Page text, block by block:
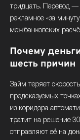
тридцать. Перевод —
рекламное «за
межбанковских
Почему
шесть причин
Займ теряет
предсказуемых
из коридора
тратит на решение
отправляют её на